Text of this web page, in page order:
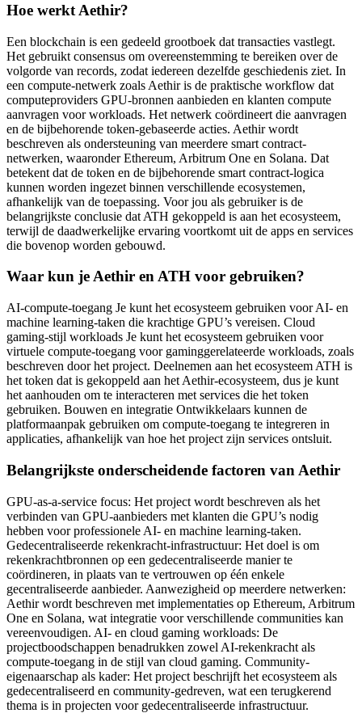
Hoe werkt Aethir?
Een blockchain is een gedeeld grootboek dat transacties vastlegt.
Het gebruikt consensus om overeenstemming te bereiken over de
volgorde van records, zodat iedereen dezelfde geschiedenis ziet. In
een compute-netwerk zoals Aethir is de praktische workflow dat
computeproviders GPU-bronnen aanbieden en klanten compute
aanvragen voor workloads. Het netwerk coördineert die aanvragen
en de bijbehorende token-gebaseerde acties. Aethir wordt
beschreven als ondersteuning van meerdere smart contract-
netwerken, waaronder Ethereum, Arbitrum One en Solana. Dat
betekent dat de token en de bijbehorende smart contract-logica
kunnen worden ingezet binnen verschillende ecosystemen,
afhankelijk van de toepassing. Voor jou als gebruiker is de
belangrijkste conclusie dat ATH gekoppeld is aan het ecosysteem,
terwijl de daadwerkelijke ervaring voortkomt uit de apps en services
die bovenop worden gebouwd.
Waar kun je Aethir en ATH voor gebruiken?
AI-compute-toegang Je kunt het ecosysteem gebruiken voor AI- en
machine learning-taken die krachtige GPU’s vereisen. Cloud
gaming-stijl workloads Je kunt het ecosysteem gebruiken voor
virtuele compute-toegang voor gaminggerelateerde workloads, zoals
beschreven door het project. Deelnemen aan het ecosysteem ATH is
het token dat is gekoppeld aan het Aethir-ecosysteem, dus je kunt
het aanhouden om te interacteren met services die het token
gebruiken. Bouwen en integratie Ontwikkelaars kunnen de
platformaanpak gebruiken om compute-toegang te integreren in
applicaties, afhankelijk van hoe het project zijn services ontsluit.
Belangrijkste onderscheidende factoren van Aethir
GPU-as-a-service focus: Het project wordt beschreven als het
verbinden van GPU-aanbieders met klanten die GPU’s nodig
hebben voor professionele AI- en machine learning-taken.
Gedecentraliseerde rekenkracht-infrastructuur: Het doel is om
rekenkrachtbronnen op een gedecentraliseerde manier te
coördineren, in plaats van te vertrouwen op één enkele
gecentraliseerde aanbieder. Aanwezigheid op meerdere netwerken:
Aethir wordt beschreven met implementaties op Ethereum, Arbitrum
One en Solana, wat integratie voor verschillende communities kan
vereenvoudigen. AI- en cloud gaming workloads: De
projectboodschappen benadrukken zowel AI-rekenkracht als
compute-toegang in de stijl van cloud gaming. Community-
eigenaarschap als kader: Het project beschrijft het ecosysteem als
gedecentraliseerd en community-gedreven, wat een terugkerend
thema is in projecten voor gedecentraliseerde infrastructuur.